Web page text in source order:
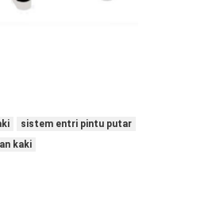
sistem entri pintu putar
kaki